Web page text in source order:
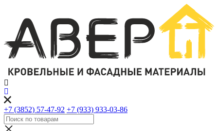
+7 (3852) 57-47-92 +7 (933) 933-03-86